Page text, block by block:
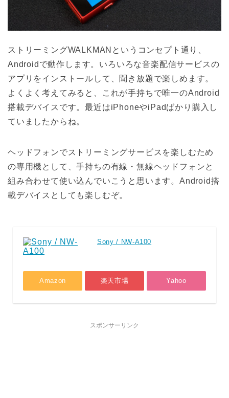
ストリーミングWALKMANというコンセプト通り、
Androidで動作します。いろいろな音楽配信サービスの
アプリをインストールして、聞き放題で楽しめます。
よくよく考えてみると、これが手持ちで唯一のAndroid
搭載デバイスです。最近はiPhoneやiPadばかり購入し
ていましたからね。
ヘッドフォンでストリーミングサービスを楽しむため
の専用機として、手持ちの有線・無線ヘッドフォンと
組み合わせて使い込んでいこうと思います。Android搭
載デバイスとしても楽しむぞ。
Sony / NW-A100
Amazon 楽天市場 Yahoo
スポンサーリンク